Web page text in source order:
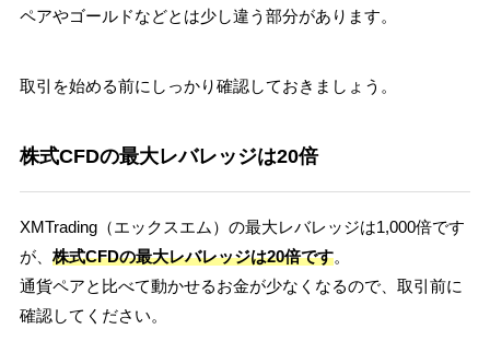
ペアやゴールドなどとは少し違う部分があります。
取引を始める前にしっかり確認しておきましょう。
株式CFDの最大レバレッジは20倍
XMTrading（エックスエム）の最大レバレッジは1,000倍です
が、 株式CFDの最大レバレッジは20倍です。
通貨ペアと比べて動かせるお金が少なくなるので、取引前に
確認してください。